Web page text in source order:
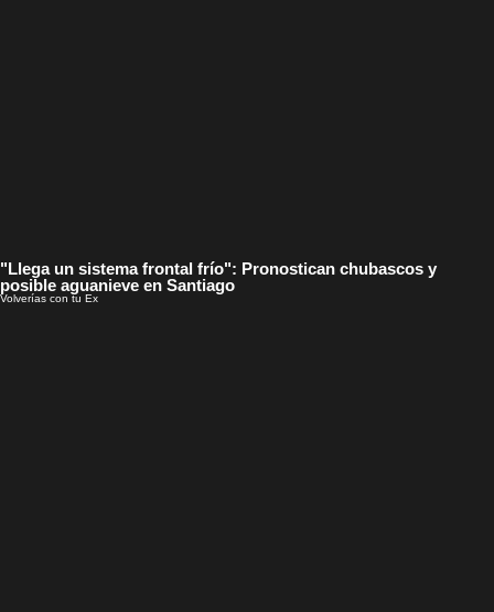
"Llega un sistema frontal frío": Pronostican chubascos y
posible aguanieve en Santiago
Volverías con tu Ex